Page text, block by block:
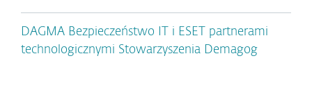
DAGMA Bezpieczeństwo IT i ESET partnerami
technologicznymi Stowarzyszenia Demagog